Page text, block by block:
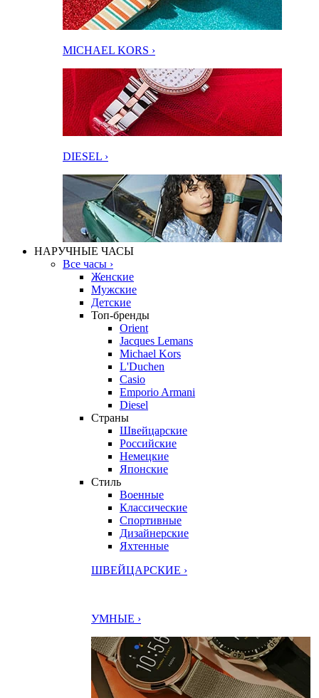
MICHAEL KORS ›
DIESEL ›
НАРУЧНЫЕ ЧАСЫ
Все часы ›
Женские
Мужские
Детские
Топ-бренды
Orient
Jacques Lemans
Michael Kors
L'Duchen
Casio
Emporio Armani
Diesel
Страны
Швейцарские
Российские
Немецкие
Японские
Стиль
Военные
Классические
Спортивные
Дизайнерские
Яхтенные
ШВЕЙЦАРСКИЕ ›
УМНЫЕ ›